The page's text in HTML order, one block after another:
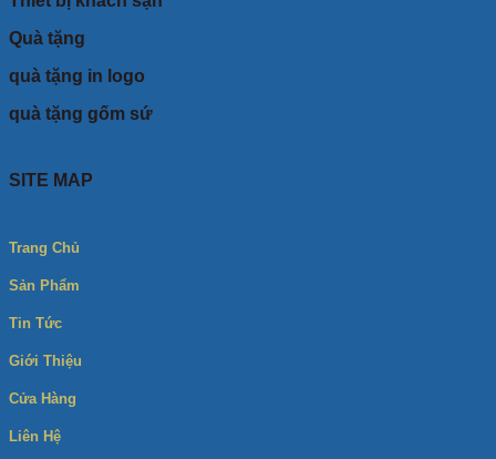
Quà tặng
quà tặng in logo
quà tặng gốm sứ
SITE MAP
Trang Chủ
Sản Phẩm
Tin Tức
Giới Thiệu
Cửa Hàng
Liên Hệ